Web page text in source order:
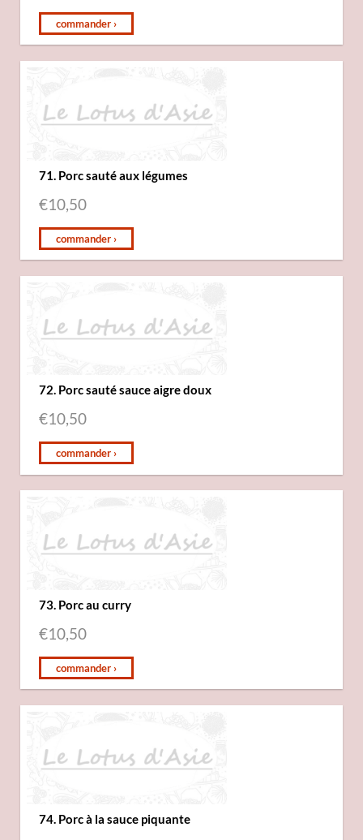
commander ›
71. Porc sauté aux légumes
€10,50
commander ›
72. Porc sauté sauce aigre doux
€10,50
commander ›
73. Porc au curry
€10,50
commander ›
74. Porc à la sauce piquante